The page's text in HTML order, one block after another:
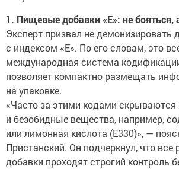
1. Пищевые добавки «Е»: не бояться,
Эксперт призвал не демонизировать
с индексом «Е». По его словам, это
международная система
позволяет компактно размещать
на упаковке.
«Часто за этими кодами
и безобидные вещества, например,
или лимонная кислота (Е330)», —
Пристанский. Он подчеркнул, что
добавки проходят строгий контроль